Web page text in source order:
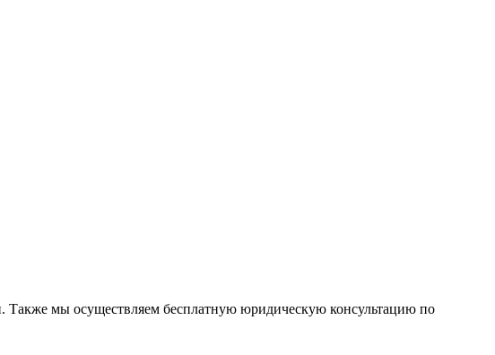
Также мы осуществляем бесплатную юридическую консультацию по